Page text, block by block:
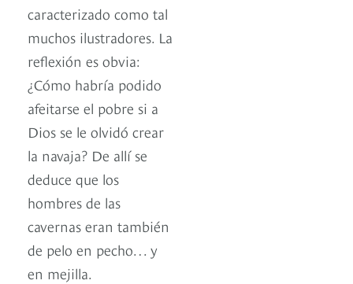
caracterizado como tal
muchos ilustradores. La
reflexión es obvia:
¿Cómo habría podido
afeitarse el pobre si a
Dios se le olvidó crear
la navaja? De allí se
deduce que los
hombres de las
cavernas eran también
de pelo en pecho… y
en mejilla.